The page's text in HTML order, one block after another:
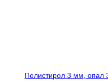
Полистирол 3 мм, опал